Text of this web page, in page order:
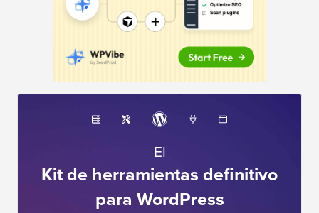
El
Kit de herramientas definitivo
para WordPress